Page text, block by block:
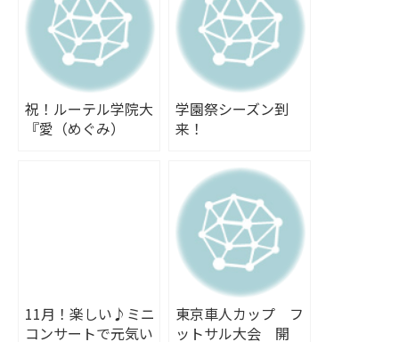
祝！ルーテル学院大
『愛（めぐみ）
学園祭シーズン到
来！
11月！楽しい♪ミニ
コンサートで元気い
東京車人カップ フ
ットサル大会 開